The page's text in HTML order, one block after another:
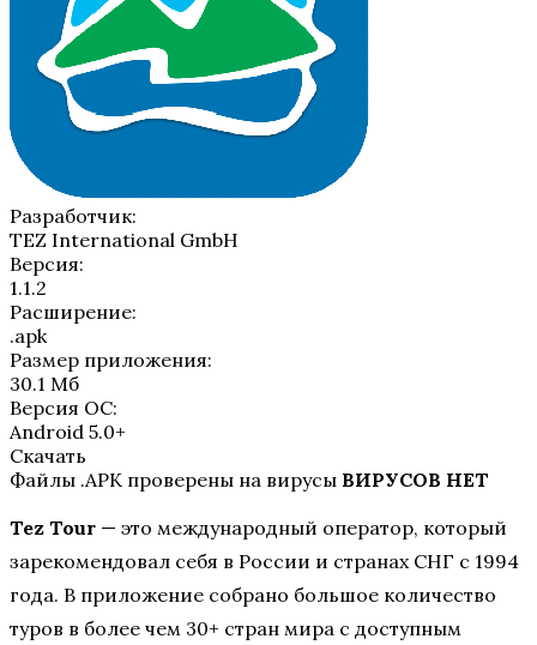
Разработчик:
TEZ International GmbH
Версия:
1.1.2
Расширение:
.apk
Размер приложения:
30.1 Мб
Версия ОС:
Android 5.0+
Скачать
Файлы .APK проверены на вирусы ВИРУСОВ НЕТ
Tez Tour — это международный оператор, который
зарекомендовал себя в России и странах СНГ с 1994
года. В приложение собрано большое количество
туров в более чем 30+ стран мира с доступным